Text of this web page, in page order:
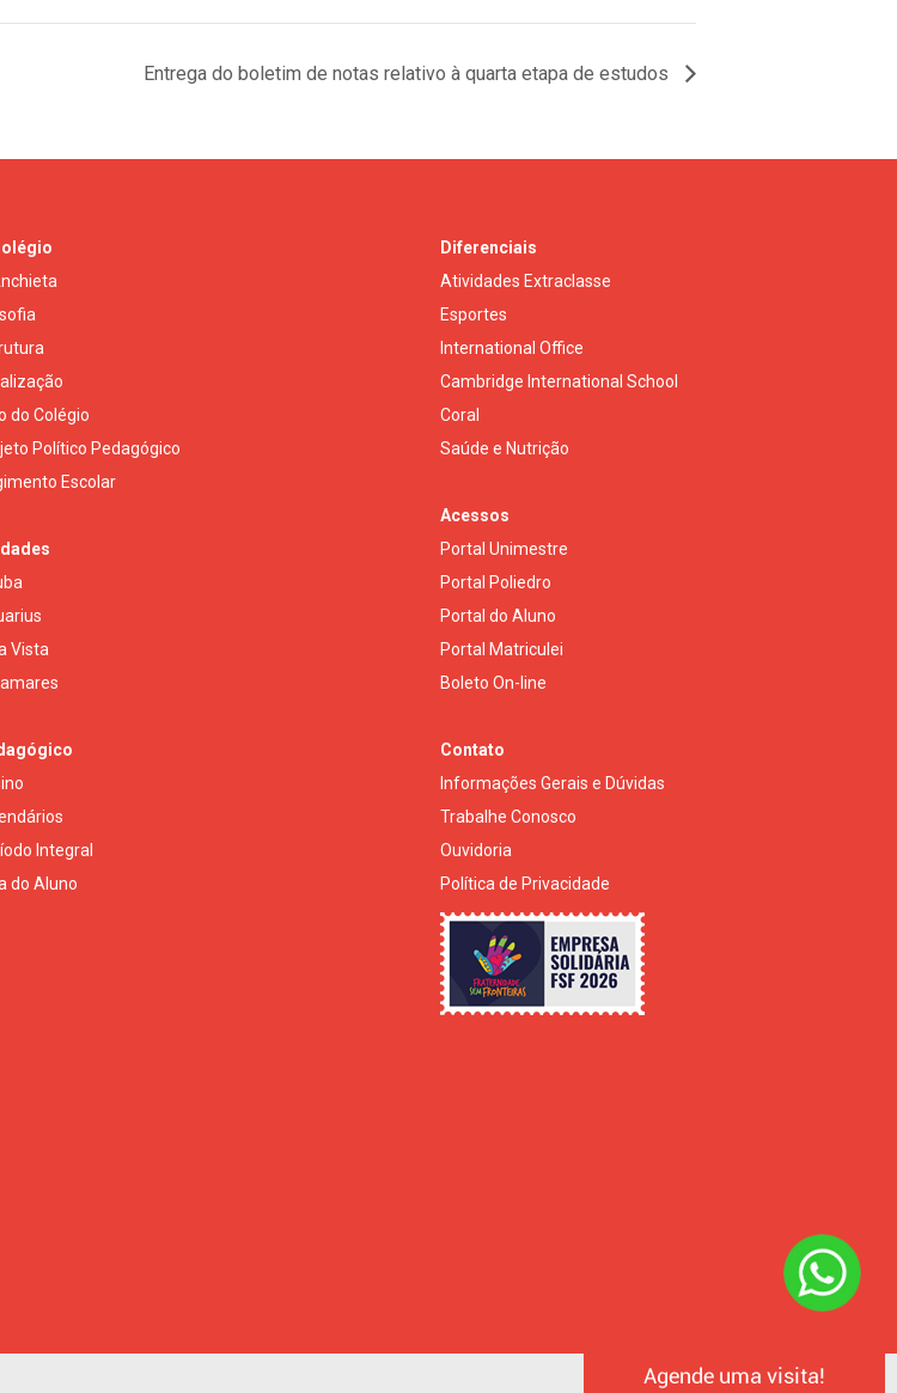
Entrega do boletim de notas relativo à quarta etapa de estudos
do Colégio
Político Pedagógico
Escolar
Vista
Integral
do Aluno
Diferenciais
Atividades Extraclasse
Esportes
International Office
Cambridge International School
Coral
Saúde e Nutrição
Acessos
Portal Unimestre
Portal Poliedro
Portal do Aluno
Portal Matriculei
Boleto On-line
Contato
Informações Gerais e Dúvidas
Trabalhe Conosco
Ouvidoria
Política de Privacidade